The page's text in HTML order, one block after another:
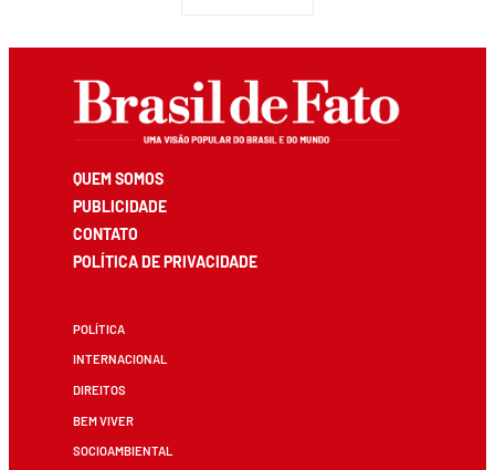
QUEM SOMOS
PUBLICIDADE
CONTATO
POLÍTICA DE PRIVACIDADE
POLÍTICA
INTERNACIONAL
DIREITOS
BEM VIVER
SOCIOAMBIENTAL